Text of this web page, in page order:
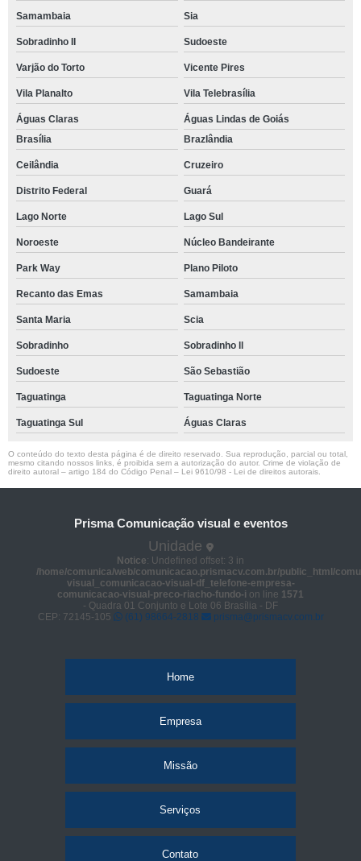
Samambaia Sia
Sobradinho II Sudoeste
Varjão do Torto Vicente Pires
Vila Planalto Vila Telebrasília
Águas Claras
Águas Lindas de Goiás
Brasília
Brazlândia
Ceilândia Cruzeiro
Distrito Federal Guará
Lago Norte Lago Sul
Noroeste Núcleo Bandeirante
Park Way Plano Piloto
Recanto das Emas Samambaia
Santa Maria Scia
Sobradinho Sobradinho ll
Sudoeste São Sebastião
Taguatinga Taguatinga Norte
Taguatinga Sul Águas Claras
O conteúdo do texto desta página é de direito reservado. Sua reprodução, parcial ou total,
mesmo citando nossos links, é proibida sem a autorização do autor. Crime de violação de
direito autoral – artigo 184 do Código Penal – Lei 9610/98 - Lei de direitos autorais
Prisma Comunicação visual e eventos
Unidade
Notice: Undefined offset: 3 in
/home/comunica/web/comunicacao.prismacv.com.br/public_html/
visual_comunicacao-visual-df_telefone-empresa-
comunicacao-visual-preco-riacho-fundo-i on line 1571
- Quadra 01 Conjunto e Lote 06 Brasília - DF
CEP: 72145-105
(61) 98664-2818 prisma@prismacv.com.br
Home
Empresa
Missão
Serviços
Contato